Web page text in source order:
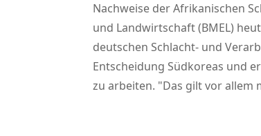
Nachweise der Afrikanischen
und Landwirtschaft (BMEL)
deutschen Schlacht- und
Entscheidung Südkoreas und
zu arbeiten. Das gilt vor allem